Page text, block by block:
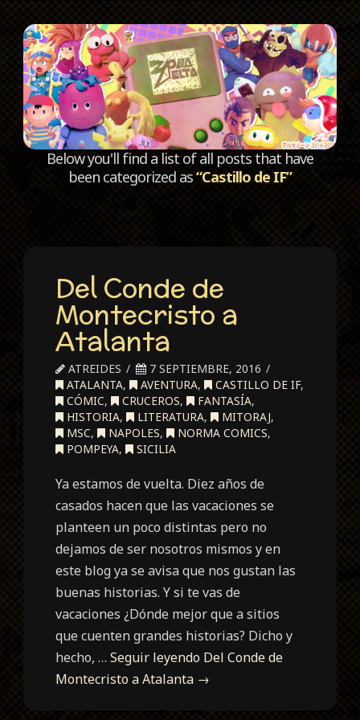
Below you'll find a list of all posts that have
been categorized as“Castillo de IF”
Del Conde de
Montecristo a
Atalanta
ATREIDES
7 SEPTIEMBRE, 2016
ATALANTA, AVENTURA, CASTILLO DE IF,
CÓMIC, CRUCEROS, FANTASÍA,
HISTORIA, LITERATURA, MITORAJ,
MSC, NAPOLES, NORMA COMICS,
POMPEYA, SICILIA
Ya estamos de vuelta. Diez años de
casados hacen que las vacaciones se
planteen un poco distintas pero no
dejamos de ser nosotros mismos y en
este blog ya se avisa que nos gustan las
buenas historias. Y si te vas de
vacaciones ¿Dónde mejor que a sitios
que cuenten grandes historias? Dicho y
hecho, …Seguir leyendo Del Conde de
Montecristo a Atalanta →